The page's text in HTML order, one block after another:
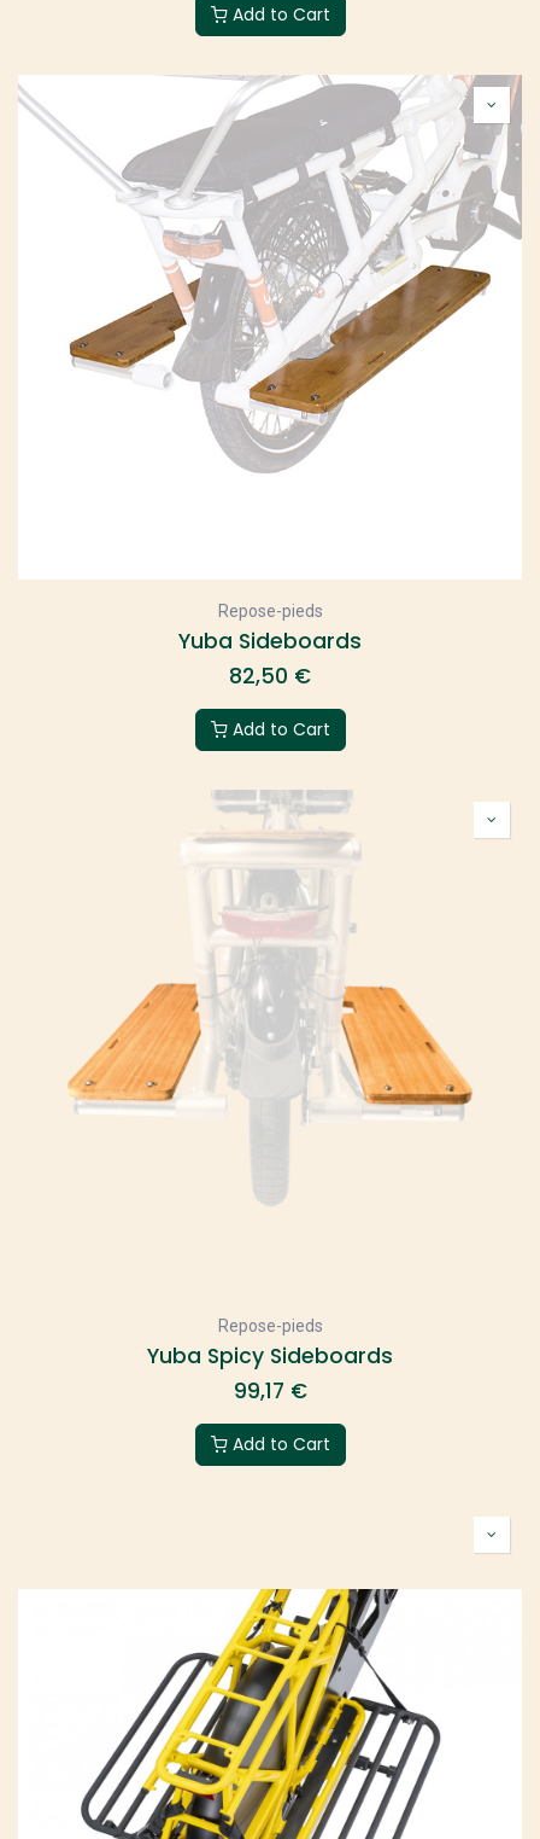
Add to Cart
Repose-pieds
Yuba Sideboards
82,50 €
Add to Cart
Repose-pieds
Yuba Spicy Sideboards
99,17 €
Add to Cart